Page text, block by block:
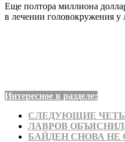
Еще полтора миллиона
в лечении головокружения у
Интересное в разделе:
СЛЕДУЮЩИЕ
ЛАВРОВ
БАЙДЕН СНОВА